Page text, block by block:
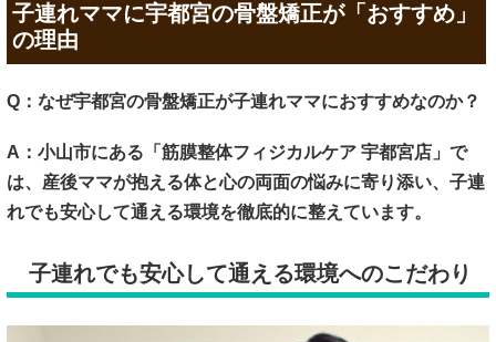
子連れママに宇都宮の骨盤矯正が「おすすめ」
の理由
Q：なぜ宇都宮の骨盤矯正が子連れママにおすすめなのか？
A：小山市にある「筋膜整体フィジカルケア 宇都宮店」で
は、産後ママが抱える体と心の両面の悩みに寄り添い、子連
れでも安心して通える環境を徹底的に整えています。
子連れでも安心して通える環境へのこだわり